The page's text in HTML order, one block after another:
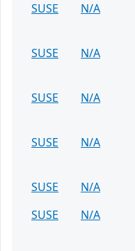
SUSE
N/A
SUSE
N/A
SUSE
N/A
SUSE
N/A
SUSE
N/A
SUSE
N/A